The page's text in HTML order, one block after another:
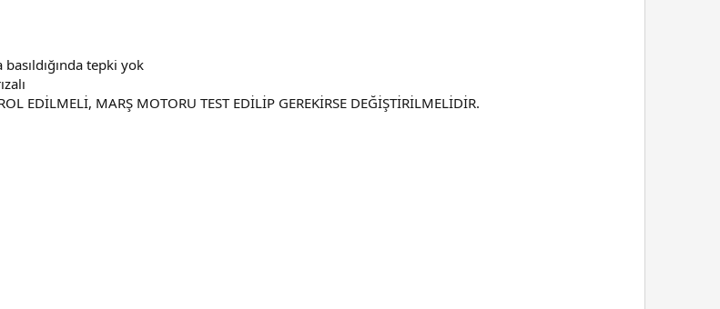
tepki yok
EDİLMELİ, MARŞ MOTORU TEST EDİLİP GEREKİRSE DEĞİŞTİRİLMELİDİR.